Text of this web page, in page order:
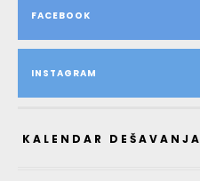
FACEBOOK
INSTAGRAM
KALENDAR DEŠAVANJA